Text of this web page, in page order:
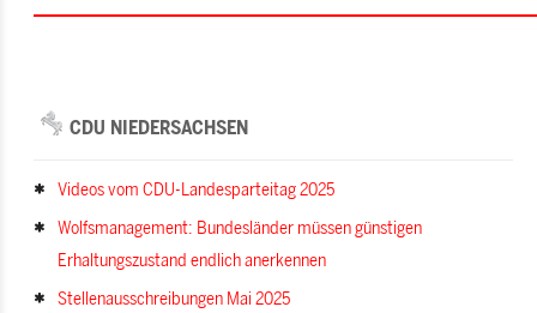
CDU NIEDERSACHSEN
Videos vom CDU-Landesparteitag 2025
Wolfsmanagement: Bundesländer müssen günstigen
Erhaltungszustand endlich anerkennen
Stellenausschreibungen Mai 2025